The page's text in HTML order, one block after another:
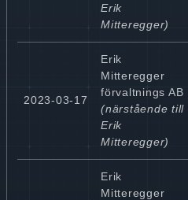
Erik
Mitteregger)
2023-03-17
Erik
Mitteregger
förvaltnings AB
(närstående till
Erik
Mitteregger)
Erik
Mitteregger